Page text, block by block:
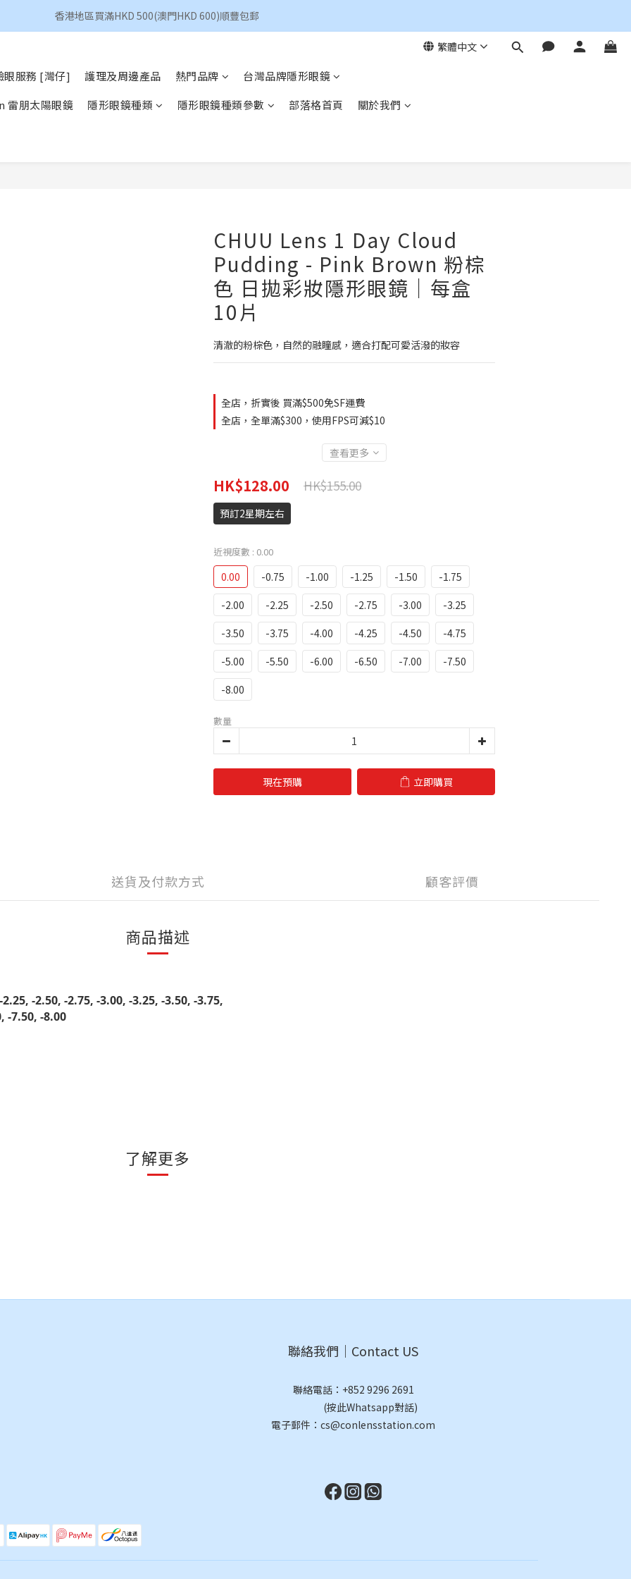
香港地區買滿HKD 500(澳門HKD 600)順豐包郵
香港地區買滿HKD 500(澳門HKD 600)順豐包郵
香港地區買滿HKD 500(澳門HKD 600)順豐包郵
繁體中文
眼服務 [灣仔] 護理及周邊產品 熱門品牌
台灣品牌隱形眼鏡
雷朋太陽眼鏡
隱形眼鏡種類 隱形眼鏡種類參數 部落格首頁 關於我們
CHUU Lens 1 Day Cloud
Pudding - Pink Brown 粉棕
色 日拋彩妝隱形眼鏡｜每盒
10片
清澈的粉棕色，自然的融瞳感，適合打配可愛活潑的妝容
全店，折實後 買滿$500免SF運費
全店，全單滿$300，使用FPS可減$10
查看更多
HK$128.00 HK$155.00
預訂2星期左右
近視度數 : 0.00
0.00 -0.75 -1.00 -1.25 -1.50
-1.75
-2.00
-2.25 -2.50 -2.75 -3.00
-3.25
-3.50
-3.75 -4.00 -4.25 -4.50
-4.75
-5.00
-5.50 -6.00 -6.50 -7.00
-7.50
-8.00
數量
現在預購 立即購買
送貨及付款方式 顧客評價
商品描述
-2.50, -2.75, -3.00, -3.25, -3.50, -3.75,
-7.50, -8.00
了解更多
聯絡我們｜Contact US
聯絡電話： +852 9296 2691
(按此Whatsapp對話)
電子郵件：cs@conlensstation.com